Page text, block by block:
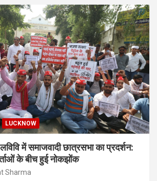
LUCKNOW
में समाजवादी छात्रसभा का प्रदर्शन:
के बीच हुई नोकझोंक
Sharma